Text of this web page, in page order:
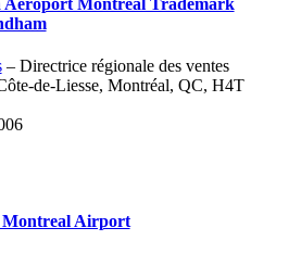
– Directrice régionale des ventes
de-Liesse, Montréal, QC, H4T
Airport